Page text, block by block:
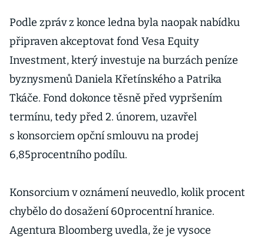
již drží
čtvrtinový
podíl
Podle zpráv z konce ledna byla naopak nabídku
připraven akceptovat fond Vesa Equity
Investment, který investuje na burzách peníze
byznysmenů Daniela Křetínského a Patrika
Tkáče. Fond dokonce těsně před vypršením
termínu, tedy před 2. únorem, uzavřel
s konsorciem opční smlouvu na prodej
6,85procentního podílu.
Konsorcium v oznámení neuvedlo, kolik procent
chybělo do dosažení 60procentní hranice.
Agentura Bloomberg uvedla, že je vysoce